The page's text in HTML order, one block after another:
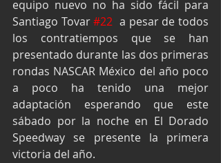
equipo nuevo no ha sido fácil para
Santiago Tovar #22
  a pesar de todos
los contratiempos que se han
presentado durante las dos primeras
rondas NASCAR México del año poco
a poco ha tenido una mejor
adaptación esperando que este
sábado por la noche en El Dorado
Speedway se presente la primera
victoria del año.